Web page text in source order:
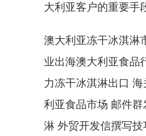
大利亚客户的重要手
澳大利亚冻干冰淇淋
业出海澳大利亚食品
力冻干冰淇淋出口
利亚食品市场 邮件
淋 外贸开发信撰写